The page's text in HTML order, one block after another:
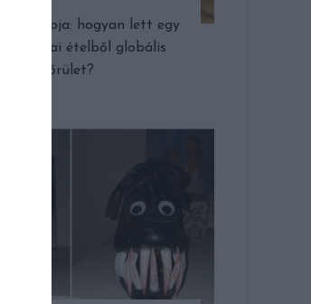
világnapja: hogyan lett egy
utcai ételből globális
őrület?